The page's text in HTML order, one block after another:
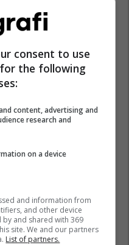
consent to use
the following
content, advertising and
research and
on a device
and information from
and other device
by and shared with 369
site. We and our partners
List of partners.